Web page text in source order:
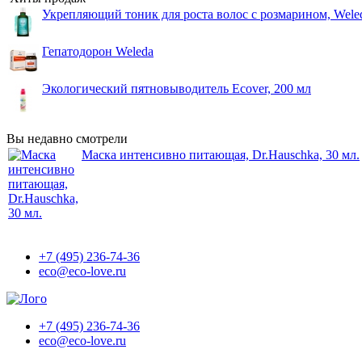
Укрепляющий тоник для роста волос с розмарином,
Гепатодорон Weleda
Экологический пятновыводитель Ecover, 200 мл
Вы недавно смотрели
Маска интенсивно питающая, Dr.Hauschka, 30 мл.
+7 (495) 236-74-36
eco@eco-love.ru
+7 (495) 236-74-36
eco@eco-love.ru